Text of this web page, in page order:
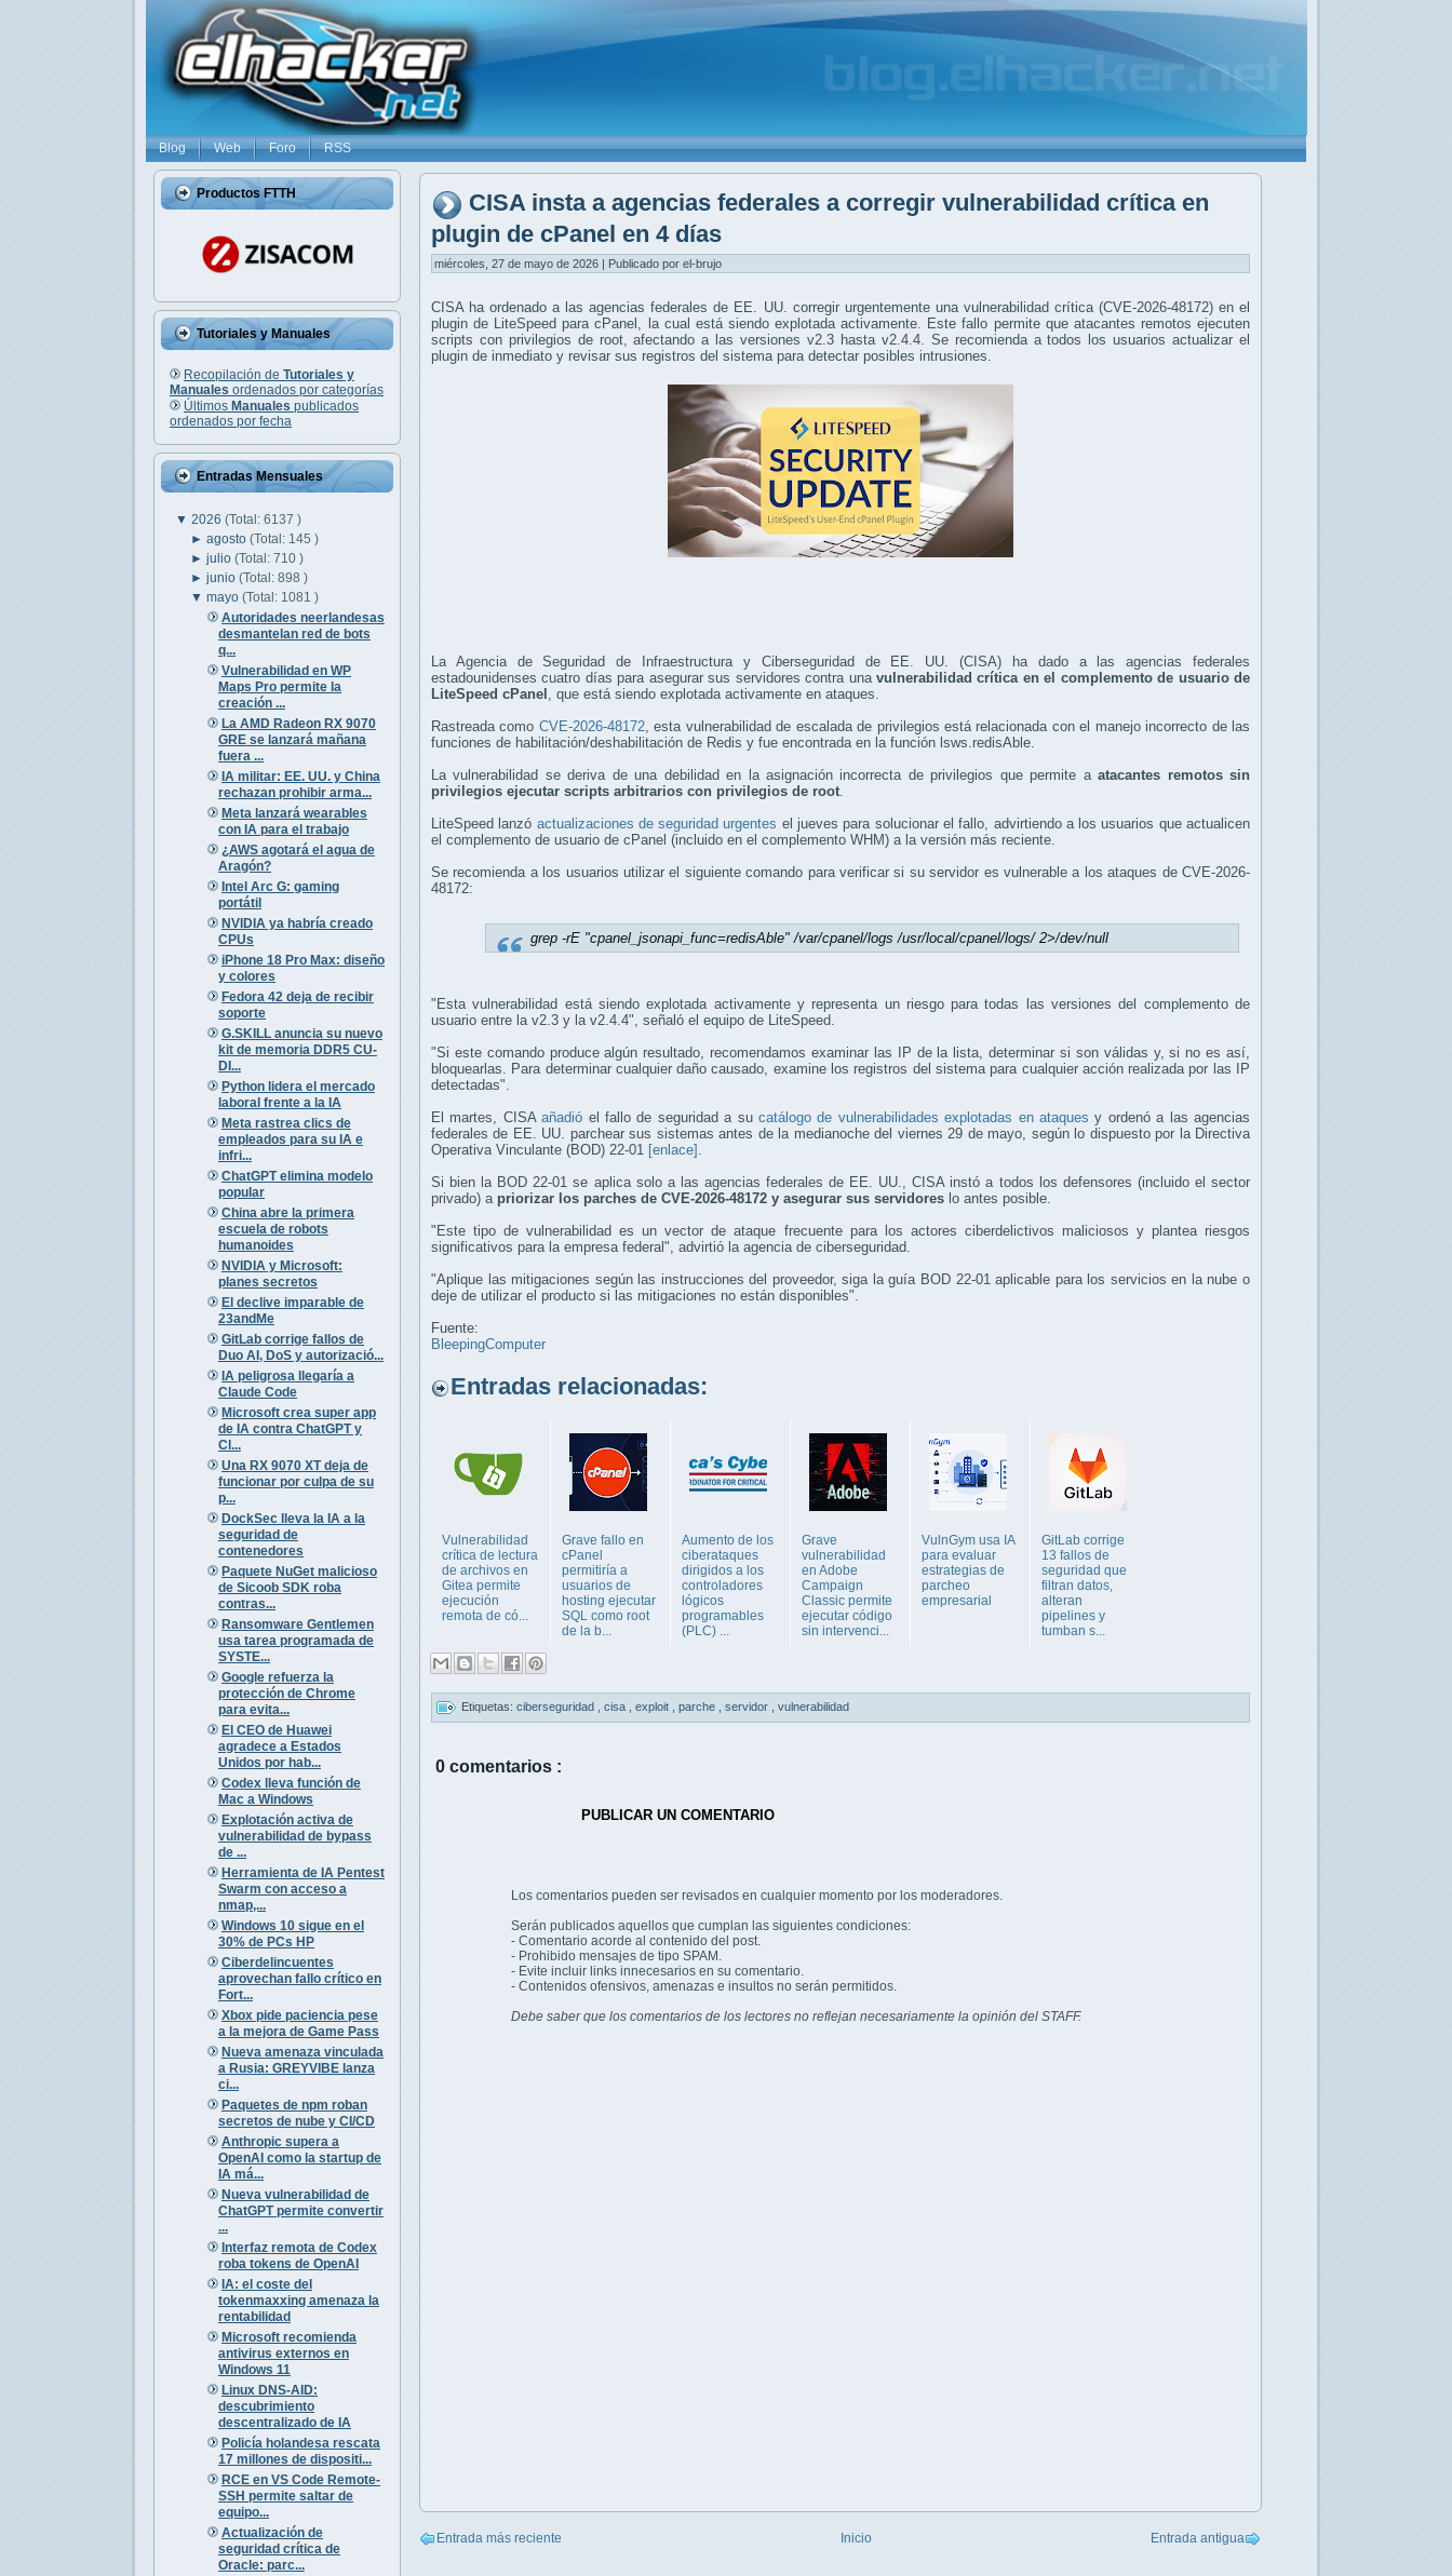
Blog Web Foro RSS
Productos FTTH
Tutoriales y Manuales
Recopilación de Tutoriales y
Manuales ordenados por categorías
Últimos Manuales publicados
ordenados por fecha
Entradas Mensuales
▼ 2026 (Total: 6137 )
►agosto(Total: 145 )
►julio(Total: 710 )
►junio(Total: 898 )
▼mayo(Total: 1081 )
Autoridades neerlandesas
desmantelan red de bots
q...
Vulnerabilidad en WP
Maps Pro permite la
creación ...
La AMD Radeon RX 9070
GRE se lanzará mañana
fuera ...
IA militar: EE. UU. y China
rechazan prohibir arma...
Meta lanzará wearables
con IA para el trabajo
¿AWS agotará el agua de
Aragón?
Intel Arc G: gaming
portátil
NVIDIA ya habría creado
CPUs
iPhone 18 Pro Max: diseño
y colores
Fedora 42 deja de recibir
soporte
G.SKILL anuncia su nuevo
kit de memoria DDR5 CU-
DI...
Python lidera el mercado
laboral frente a la IA
Meta rastrea clics de
empleados para su IA e
infri...
ChatGPT elimina modelo
popular
China abre la primera
escuela de robots
humanoides
NVIDIA y Microsoft:
planes secretos
El declive imparable de
23andMe
GitLab corrige fallos de
Duo AI, DoS y autorizació...
IA peligrosa llegaría a
Claude Code
Microsoft crea super app
de IA contra ChatGPT y
Cl...
Una RX 9070 XT deja de
funcionar por culpa de su
p...
DockSec lleva la IA a la
seguridad de
contenedores
Paquete NuGet malicioso
de Sicoob SDK roba
contras...
Ransomware Gentlemen
usa tarea programada de
SYSTE...
Google refuerza la
protección de Chrome
para evita...
El CEO de Huawei
agradece a Estados
Unidos por hab...
Codex lleva función de
Mac a Windows
Explotación activa de
vulnerabilidad de bypass
de ...
Herramienta de IA Pentest
Swarm con acceso a
nmap,...
Windows 10 sigue en el
30% de PCs HP
Ciberdelincuentes
aprovechan fallo crítico en
Fort...
Xbox pide paciencia pese
a la mejora de Game Pass
Nueva amenaza vinculada
a Rusia: GREYVIBE lanza
ci...
Paquetes de npm roban
secretos de nube y CI/CD
Anthropic supera a
OpenAI como la startup de
IA má...
Nueva vulnerabilidad de
ChatGPT permite convertir
...
Interfaz remota de Codex
roba tokens de OpenAI
IA: el coste del
tokenmaxxing amenaza la
rentabilidad
Microsoft recomienda
antivirus externos en
Windows 11
Linux DNS-AID:
descubrimiento
descentralizado de IA
Policía holandesa rescata
17 millones de dispositi...
RCE en VS Code Remote-
SSH permite saltar de
equipo...
Actualización de
seguridad crítica de
Oracle: parc...
CISA insta a agencias federales a corregir vulnerabilidad crítica en
plugin de cPanel en 4 días
miércoles, 27 de mayo de 2026 | Publicado por el-brujo
CISA ha ordenado a las agencias federales de EE. UU. corregir urgentemente una vulnerabilidad crítica (CVE-2026-48172) en el
plugin de LiteSpeed para cPanel, la cual está siendo explotada activamente. Este fallo permite que atacantes remotos ejecuten
scripts con privilegios de root, afectando a las versiones v2.3 hasta v2.4.4. Se recomienda a todos los usuarios actualizar el
plugin de inmediato y revisar sus registros del sistema para detectar posibles intrusiones.
La Agencia de Seguridad de Infraestructura y Ciberseguridad de EE. UU. (CISA) ha dado a las agencias federales
estadounidenses cuatro días para asegurar sus servidores contra una vulnerabilidad crítica en el complemento de usuario de
LiteSpeed cPanel , que está siendo explotada activamente en ataques.
Rastreada como CVE-2026-48172, esta vulnerabilidad de escalada de privilegios está relacionada con el manejo incorrecto de las
funciones de habilitación/deshabilitación de Redis y fue encontrada en la función lsws.redisAble.
La vulnerabilidad se deriva de una debilidad en la asignación incorrecta de privilegios que permite aatacantes remotos sin
privilegios ejecutar scripts arbitrarios con privilegios de root.
LiteSpeed lanzó actualizaciones de seguridad urgentes el jueves para solucionar el fallo, advirtiendo a los usuarios que actualicen
el complemento de usuario de cPanel (incluido en el complemento WHM) a la versión más reciente.
Se recomienda a los usuarios utilizar el siguiente comando para verificar si su servidor es vulnerable a los ataques de CVE-2026-
48172:
grep -rE "cpanel_jsonapi_func=redisAble" /var/cpanel/logs /usr/local/cpanel/logs/ 2>/dev/null
"Esta vulnerabilidad está siendo explotada activamente y representa un riesgo para todas las versiones del complemento de
usuario entre la v2.3 y la v2.4.4", señaló el equipo de LiteSpeed.
"Si este comando produce algún resultado, recomendamos examinar las IP de la lista, determinar si son válidas y, si no es así,
bloquearlas. Para determinar cualquier daño causado, examine los registros del sistema para cualquier acción realizada por las IP
detectadas".
El martes, CISAañadió el fallo de seguridad a sucatálogo de vulnerabilidades explotadas en ataques y ordenó a las agencias
federales de EE. UU. parchear sus sistemas antes de la medianoche del viernes 29 de mayo, según lo dispuesto por la Directiva
Operativa Vinculante (BOD) 22-01 [enlace] .
Si bien la BOD 22-01 se aplica solo a las agencias federales de EE. UU., CISA instó a todos los defensores (incluido el sector
privado) a priorizar los parches de CVE-2026-48172 y asegurar sus servidores lo antes posible.
"Este tipo de vulnerabilidad es un vector de ataque frecuente para los actores ciberdelictivos maliciosos y plantea riesgos
significativos para la empresa federal", advirtió la agencia de ciberseguridad.
"Aplique las mitigaciones según las instrucciones del proveedor, siga la guía BOD 22-01 aplicable para los servicios en la nube o
deje de utilizar el producto si las mitigaciones no están disponibles".
Fuente:
BleepingComputer
Entradas relacionadas:
Vulnerabilidad
crítica de lectura
de archivos en
Gitea permite
ejecución
remota de có...
Grave fallo en
cPanel
permitiría a
usuarios de
hosting ejecutar
SQL como root
de la b...
Aumento de los
ciberataques
dirigidos a los
controladores
lógicos
programables
(PLC) ...
Grave
vulnerabilidad
en Adobe
Campaign
Classic permite
ejecutar código
sin intervenci...
VulnGym usa IA
para evaluar
estrategias de
parcheo
empresarial
GitLab corrige
13 fallos de
seguridad que
filtran datos,
alteran
pipelines y
tumban s...
Etiquetas: ciberseguridad cisa exploit parche servidor vulnerabilidad
0 comentarios :
PUBLICAR UN COMENTARIO
Los comentarios pueden ser revisados en cualquier momento por los moderadores.
Serán publicados aquellos que cumplan las siguientes condiciones:
- Comentario acorde al contenido del post.
- Prohibido mensajes de tipo SPAM.
- Evite incluir links innecesarios en su comentario.
- Contenidos ofensivos, amenazas e insultos no serán permitidos.
Debe saber que los comentarios de los lectores no reflejan necesariamente la opinión del STAFF.
Entrada más reciente Entrada antigua
Inicio